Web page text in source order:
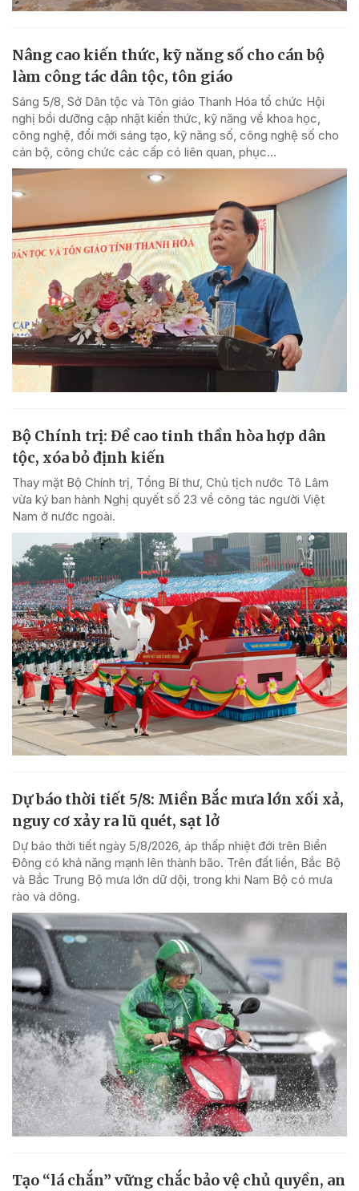
Nâng cao kiến thức, kỹ năng số cho cán bộ
làm công tác dân tộc, tôn giáo
Sáng 5/8, Sở Dân tộc và Tôn giáo Thanh Hóa tổ chức Hội
nghị bồi dưỡng cập nhật kiến thức, kỹ năng về khoa học,
công nghệ, đổi mới sáng tạo, kỹ năng số, công nghệ số cho
cán bộ, công chức các cấp có liên quan, phục...
Bộ Chính trị: Đề cao tinh thần hòa hợp dân
tộc, xóa bỏ định kiến
Thay mặt Bộ Chính trị, Tổng Bí thư, Chủ tịch nước Tô Lâm
vừa ký ban hành Nghị quyết số 23 về công tác người Việt
Nam ở nước ngoài.
Dự báo thời tiết 5/8: Miền Bắc mưa lớn xối xả,
nguy cơ xảy ra lũ quét, sạt lở
Dự báo thời tiết ngày 5/8/2026, áp thấp nhiệt đới trên Biển
Đông có khả năng mạnh lên thành bão. Trên đất liền, Bắc Bộ
và Bắc Trung Bộ mưa lớn dữ dội, trong khi Nam Bộ có mưa
rào và dông.
Tạo “lá chắn” vững chắc bảo vệ chủ quyền, an